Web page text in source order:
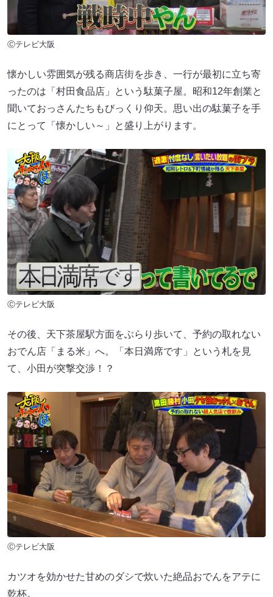
Ⓒテレビ大阪
懐かしい雰囲気が残る商店街を歩き、一行が最初に立ち寄
ったのは「村田食品店」という駄菓子屋。昭和12年創業と
聞いておっさんたちもびっくり仰天。思い出の駄菓子を手
にとって「懐かしい～」と盛り上がります。
Ⓒテレビ大阪
その後、天下茶屋駅方面をぶらり歩いて、予約の取れない
おでん店「まる米」へ。「本日満席です」という札を見
て、小田が突撃交渉！？
Ⓒテレビ大阪
カツオを効かせた甘めのダシで炊いた絶品おでんをアテに
乾杯。